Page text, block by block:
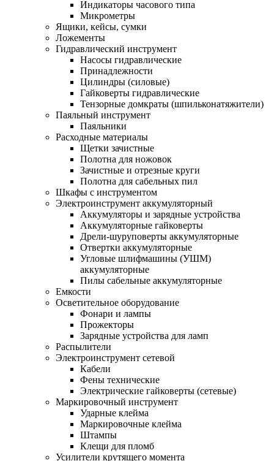
Индикаторы часового типа
Микрометры
Ящики, кейсы, сумки
Ложементы
Гидравлический инструмент
Насосы гидравлические
Принадлежности
Цилиндры (силовые)
Гайковерты гидравлические
Тензорные домкраты (шпильконатяжители)
Паяльный инструмент
Паяльники
Расходные материалы
Щетки зачистные
Полотна для ножовок
Зачистные и отрезные круги
Полотна для сабельных пил
Шкафы с инструментом
Электроинструмент аккумуляторный
Аккумуляторы и зарядные устройства
Аккумуляторные гайковерты
Дрели-шуруповерты аккумуляторные
Отвертки аккумуляторные
Угловые шлифмашины (УШМ)
аккумуляторные
Пилы сабельные аккумуляторные
Емкости
Осветительное оборудование
Фонари и лампы
Прожекторы
Зарядные устройства для ламп
Распылители
Электроинструмент сетевой
Кабели
Фены технические
Электрические гайковерты (сетевые)
Маркировочный инструмент
Ударные клейма
Маркировочные клейма
Штампы
Клещи для пломб
Усилители крутящего момента